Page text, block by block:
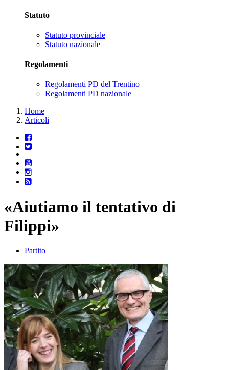
Statuto
Statuto provinciale
Statuto nazionale
Regolamenti
Regolamenti PD del Trentino
Regolamenti PD nazionale
Home
Articoli
«Aiutiamo il tentativo di
Filippi»
Partito